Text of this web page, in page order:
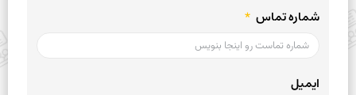
شماره تماس
ایمیل